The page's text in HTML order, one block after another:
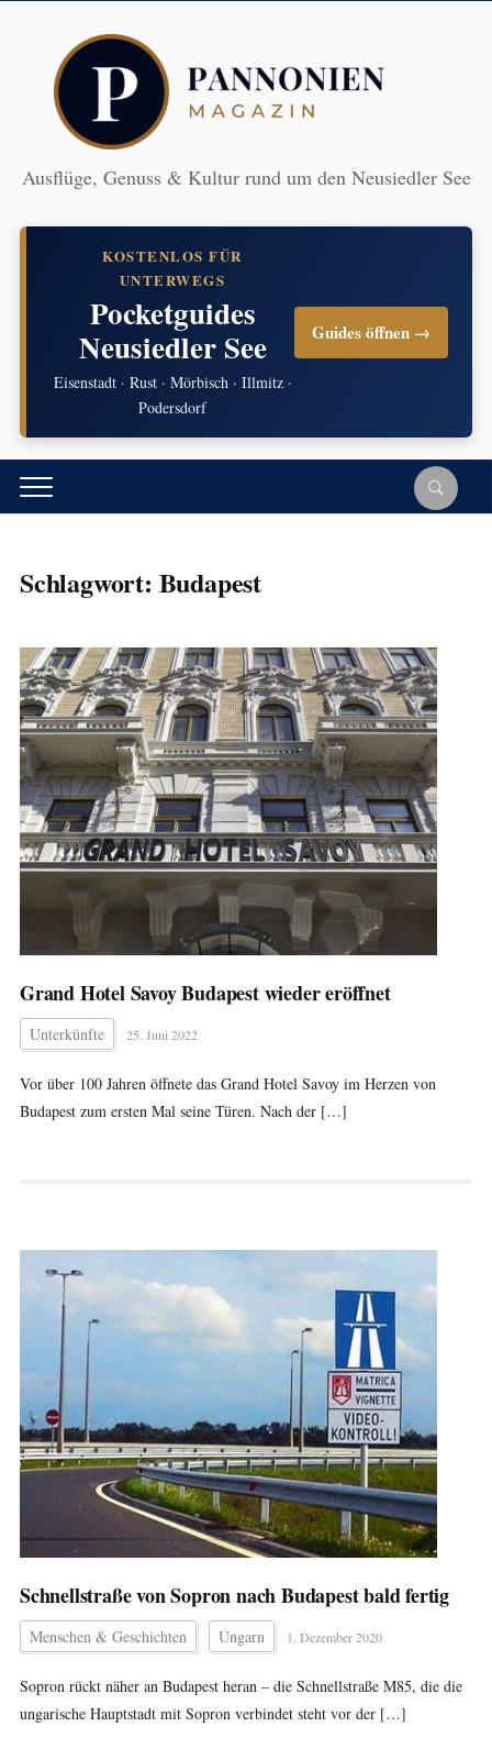
Ausflüge, Genuss & Kultur rund um den Neusiedler See
KOSTENLOS FÜR
UNTERWEGS
Pocketguides
Neusiedler See
Eisenstadt · Rust · Mörbisch · Illmitz ·
Podersdorf
Guides öffnen →
Schlagwort: Budapest
Grand Hotel Savoy Budapest wieder eröffnet
Unterkünfte 25. Juni 2022
Vor über 100 Jahren öffnete das Grand Hotel Savoy im Herzen von
Budapest zum ersten Mal seine Türen. Nach der […]
Schnellstraße von Sopron nach Budapest bald fertig
Menschen & Geschichten Ungarn 1. Dezember 2020
Sopron rückt näher an Budapest heran – die Schnellstraße M85, die die
ungarische Hauptstadt mit Sopron verbindet steht vor der […]